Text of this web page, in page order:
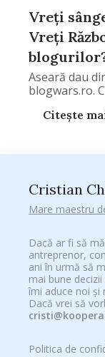
Vreţi
Vreţi
Aseară dau
blogwars.ro.
Citește
Cristian
Mare maestru
Dacă ar fi să
antreprenor,
ani în urmă să
mai bune
îmi aduce noi și
Dacă vrei să
Politica de